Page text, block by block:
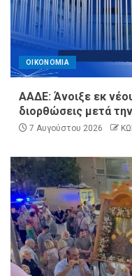
ΟΙΚΟΝΟΜΙΑ
ΑΑΔΕ: Άνοιξε εκ
διορθώσεις μετά
7 Αυγούστου 2026